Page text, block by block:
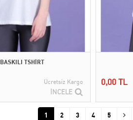
BASKILI TSHİRT
Ücretsiz Kargo
İNCELE
0,00 TL
1 2 3 4 5